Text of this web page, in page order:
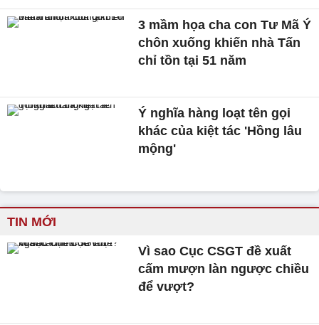
3 mầm họa cha con Tư Mã Ý
chôn xuống khiến nhà Tấn
chỉ tồn tại 51 năm
Ý nghĩa hàng loạt tên gọi
khác của kiệt tác 'Hồng lâu
mộng'
TIN MỚI
Vì sao Cục CSGT đề xuất
cấm mượn làn ngược chiều
để vượt?